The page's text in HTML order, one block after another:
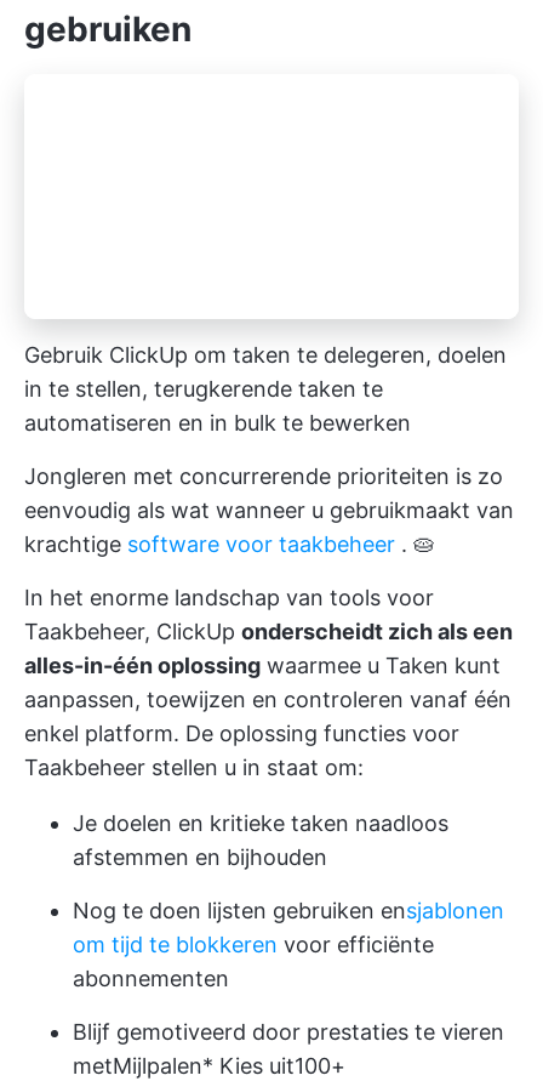
gebruiken
Gebruik ClickUp om taken te delegeren, doelen
in te stellen, terugkerende taken te
automatiseren en in bulk te bewerken
Jongleren met concurrerende prioriteiten is zo
eenvoudig als wat wanneer u gebruikmaakt van
krachtige software voor taakbeheer . 🥧
In het enorme landschap van tools voor
Taakbeheer, ClickUp onderscheidt zich als een
alles-in-één oplossing waarmee u Taken kunt
aanpassen, toewijzen en controleren vanaf één
enkel platform. De oplossing functies voor
Taakbeheer stellen u in staat om:
Je doelen en kritieke taken naadloos
afstemmen en bijhouden
Nog te doen lijsten gebruiken ensjablonen
om tijd te blokkeren voor efficiënte
abonnementen
Blijf gemotiveerd door prestaties te vieren
metMijlpalen* Kies uit100+